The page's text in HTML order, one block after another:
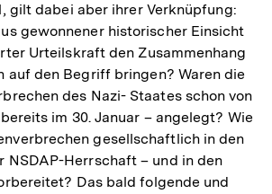
gilt dabei aber ihrer Verknüpfung:
gewonnener historischer Einsicht
Urteilskraft den Zusammenhang
auf den Begriff bringen? Waren die
des Nazi- Staates schon von
im 30. Januar – angelegt? Wie
gesellschaftlich in den
NSDAP-Herrschaft – und in den
Das bald folgende und